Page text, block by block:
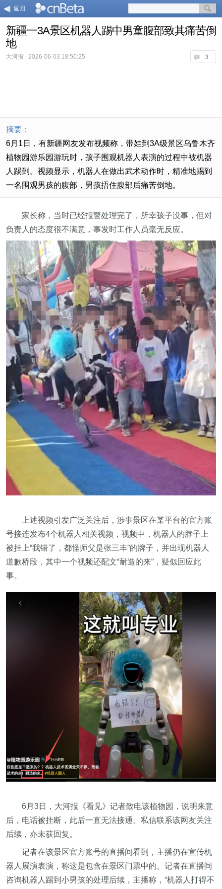
返回
新疆一3A景区机器人踢中男童腹部致其痛苦倒
地
3
大河报 2026-06-03 18:50:25
摘要：
6月1日，有新疆网友发布视频称，带娃到3A级景区乌鲁木齐
植物园游乐园游玩时，孩子围观机器人表演的过程中被机器
人踢到。视频显示，机器人在做出武术动作时，精准地踢到
一名围观男孩的腹部，男孩捂住腹部后痛苦倒地。
家长称，当时已经报警处理完了，所幸孩子没事，但对
负责人的态度很不满意，事发时工作人员毫无反应。
上述视频引发广泛关注后，涉事景区在某平台的官方账
号接连发布4个机器人相关视频，视频中，机器人的脖子上
被挂上“我错了，都怪师父是张三丰”的牌子，并出现机器人
道歉桥段，其中一个视频还配文“耐造的来”，疑似回应此
事。
6月3日，大河报《看见》记者致电该植物园，说明来意
后，电话被挂断，此后一直无法接通。私信联系该网友关注
后续，亦未获回复。
记者在该景区官方账号的直播间看到，主播仍在宣传机
器人展演表演，称这是包含在景区门票中的。记者在直播间
咨询机器人踢到小男孩的处理后续，主播称，“机器人打得不